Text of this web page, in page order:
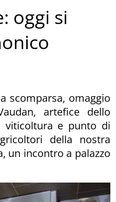
oggi si
scomparsa, omaggio
artefice dello
viticoltura e punto di
della nostra
un incontro a palazzo